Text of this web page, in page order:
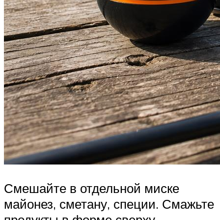
Смешайте в отдельной миске
майонез, сметану, специи. Смажьте